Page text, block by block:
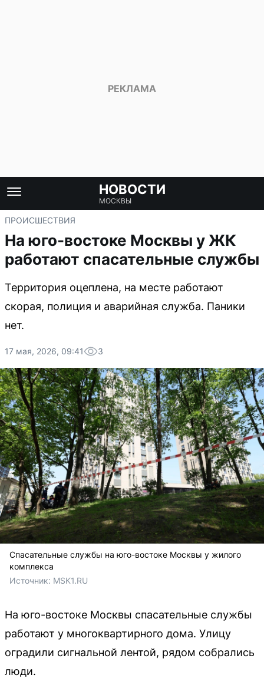
НОВОСТИ
МОСКВЫ
ПРОИСШЕСТВИЯ
На юго-востоке Москвы у ЖК
работают спасательные службы
Территория оцеплена, на месте работают
скорая, полиция и аварийная служба. Паники
нет.
17 мая, 2026, 09:41 3
Спасательные службы на юго-востоке Москвы у жилого
комплекса
Источник: MSK1.RU
На юго-востоке Москвы спасательные службы
работают у многоквартирного дома. Улицу
оградили сигнальной лентой, рядом собрались
люди.